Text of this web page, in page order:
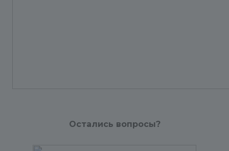
Остались вопросы?